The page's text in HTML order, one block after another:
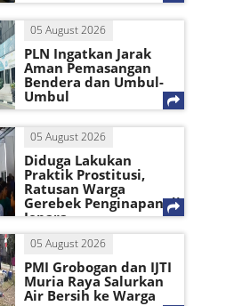
05 August 2026
PLN Ingatkan Jarak
Aman Pemasangan
Bendera dan Umbul-
Umbul
05 August 2026
Diduga Lakukan
Praktik Prostitusi,
Ratusan Warga
Gerebek Penginapan di
Jepara
05 August 2026
PMI Grobogan dan IJTI
Muria Raya Salurkan
Air Bersih ke Warga